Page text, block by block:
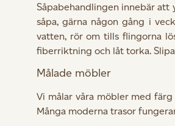
Såpabehandlingen innebär
såpa, gärna någon gång i
vatten, rör om tills flingorna
fiberriktning och låt torka.
Målade möbler
Vi målar våra möbler med
Många moderna trasor